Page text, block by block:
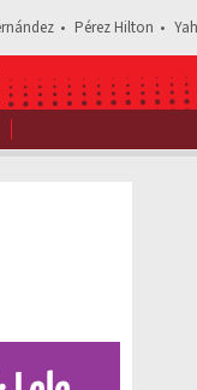
Pérez Hilton
Comparte esta noticia